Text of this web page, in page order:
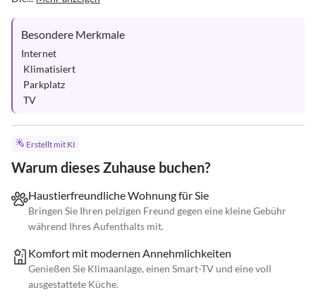
Besondere Merkmale
Internet
TV
Erstellt mit KI
Warum dieses Zuhause buchen?
Haustierfreundliche Wohnung für Sie
Bringen Sie Ihren pelzigen Freund gegen eine kleine Gebühr
während Ihres Aufenthalts mit.
Komfort mit modernen Annehmlichkeiten
Genießen Sie Klimaanlage, einen Smart-TV und eine voll
ausgestattete Küche.